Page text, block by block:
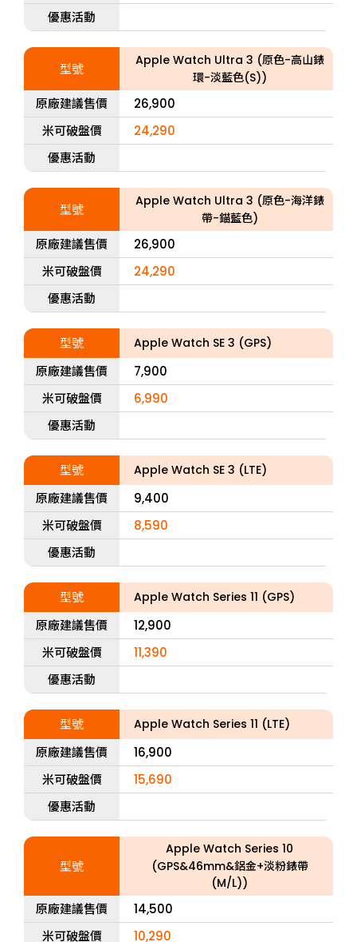
優惠活動
型號
Apple Watch Ultra 3 (原色-高山錶
環-淡藍色(S))
原廠建議售價
26,900
米可破盤價
24,290
優惠活動
型號
Apple Watch Ultra 3 (原色-海洋錶
帶-錨藍色)
原廠建議售價
26,900
米可破盤價
24,290
優惠活動
型號 Apple Watch SE 3 (GPS)
原廠建議售價
7,900
米可破盤價
6,990
優惠活動
型號 Apple Watch SE 3 (LTE)
原廠建議售價
9,400
米可破盤價
8,590
優惠活動
型號 Apple Watch Series 11 (GPS)
原廠建議售價
12,900
米可破盤價
11,390
優惠活動
型號 Apple Watch Series 11 (LTE)
原廠建議售價
16,900
米可破盤價
15,690
優惠活動
型號
Apple Watch Series 10
(GPS&46mm&鋁金+淡粉錶帶
(M/L))
原廠建議售價
14,500
米可破盤價
10,290